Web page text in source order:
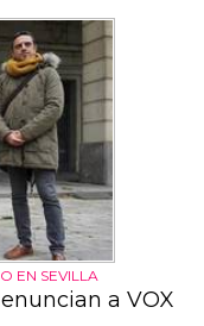
EN SEVILLA
a VOX